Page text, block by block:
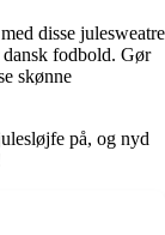
disse julesweatre
fodbold. Gør
skønne
på, og nyd